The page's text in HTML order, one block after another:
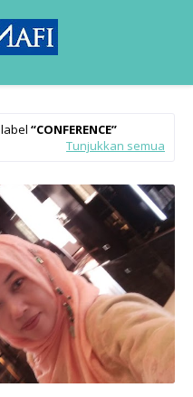
CONFERENCE
Tunjukkan semua